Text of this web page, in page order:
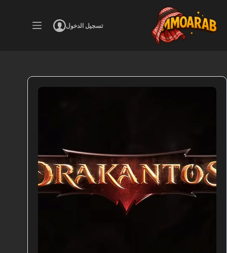
المحتوى
تسجيل الدخول